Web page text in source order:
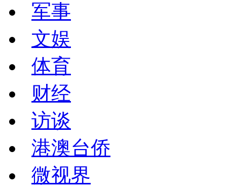
军事
文娱
体育
财经
访谈
港澳台侨
微视界